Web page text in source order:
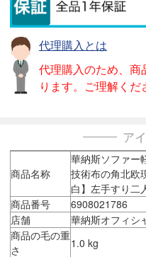
代理購入とは
代理購入のため、商
ります。ご理解くだ
ア
商品名称
華納斯ソファー
技術布の角北欧
白】左手すり二
商品番号
6908021786
店舗
華納斯オフィシ
商品の毛の重
さ
1.0 kg